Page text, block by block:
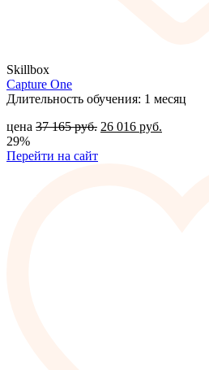
Skillbox
Capture One
Длительность обучения: 1 месяц
цена 37 165руб. 26 016 руб.
29%
Перейти на сайт